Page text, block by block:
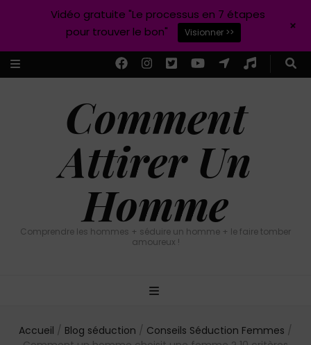
Comment
Attirer Un
Homme
Comprendre les hommes + séduire un homme + le faire tomber
amoureux !
Accueil / Blog séduction / Conseils Séduction Femmes /
Vidéo gratuite "Le processus en 7 étapes
pour trouver le bon"
Visionner >> +